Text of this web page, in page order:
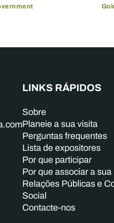
LINKS RÁPIDOS
Sobre
Planeie a sua visita
Perguntas frequentes
Lista de expositores
Por que participar
Por que associar a
Relações Públicas e
Social
Contacte-nos